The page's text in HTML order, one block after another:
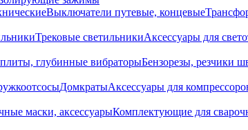
Выключатели путевые, концевые
Трековые светильникиАксессуары для
глубинные вибраторыБензорезы, резчики
ДомкратыАксессуары для
маски, аксессуарыКомплектующие для